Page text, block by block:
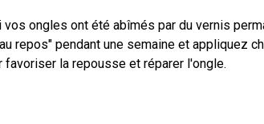
ongles ont été abîmés par du vernis
repos" pendant une semaine et appliquez
favoriser la repousse et réparer l'ongle.